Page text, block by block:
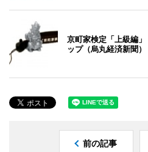
京町家検定「上級編
ップ（烏丸経済新聞）
前の記事